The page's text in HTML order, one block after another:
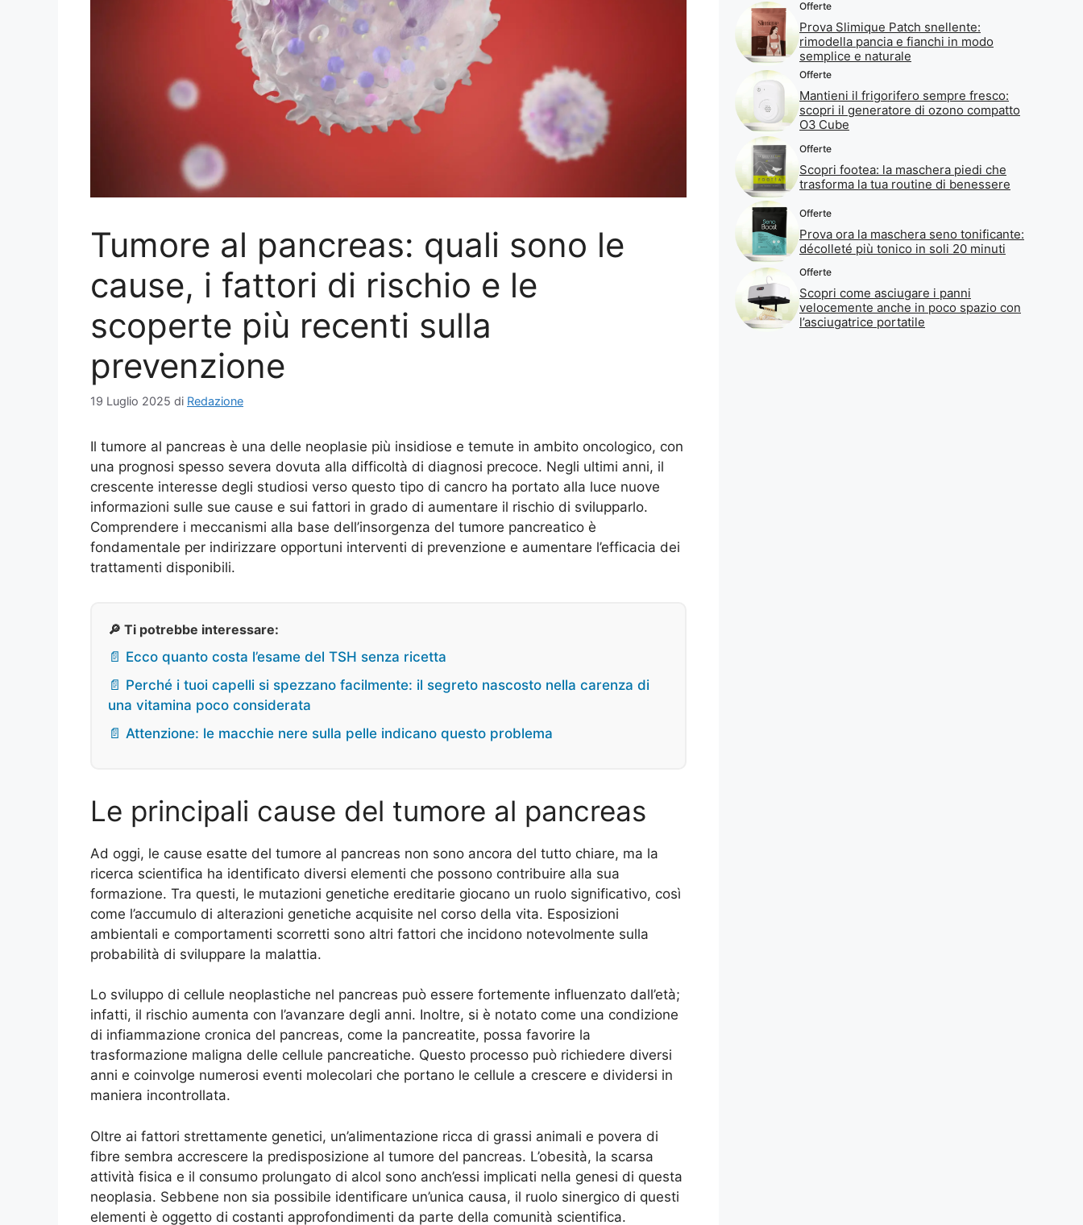
Tumore al pancreas: quali sono le
cause, i fattori di rischio e le
scoperte più recenti sulla
prevenzione
19 Luglio 2025 di Redazione
Il tumore al pancreas è una delle neoplasie più insidiose e temute in ambito oncologico, con
una prognosi spesso severa dovuta alla difficoltà di diagnosi precoce. Negli ultimi anni, il
crescente interesse degli studiosi verso questo tipo di cancro ha portato alla luce nuove
informazioni sulle sue cause e sui fattori in grado di aumentare il rischio di svilupparlo.
Comprendere i meccanismi alla base dell’insorgenza del tumore pancreatico è
fondamentale per indirizzare opportuni interventi di prevenzione e aumentare l’efficacia dei
trattamenti disponibili.
🔎 Ti potrebbe interessare:
📄 Ecco quanto costa l’esame del TSH senza ricetta
📄 Perché i tuoi capelli si spezzano facilmente: il segreto nascosto nella carenza di
una vitamina poco considerata
📄 Attenzione: le macchie nere sulla pelle indicano questo problema
Le principali cause del tumore al pancreas
Ad oggi, le cause esatte del tumore al pancreas non sono ancora del tutto chiare, ma la
ricerca scientifica ha identificato diversi elementi che possono contribuire alla sua
formazione. Tra questi, le mutazioni genetiche ereditarie giocano un ruolo significativo, così
come l’accumulo di alterazioni genetiche acquisite nel corso della vita. Esposizioni
ambientali e comportamenti scorretti sono altri fattori che incidono notevolmente sulla
probabilità di sviluppare la malattia.
Lo sviluppo di cellule neoplastiche nel pancreas può essere fortemente influenzato dall’età;
infatti, il rischio aumenta con l’avanzare degli anni. Inoltre, si è notato come una condizione
di infiammazione cronica del pancreas, come la pancreatite, possa favorire la
trasformazione maligna delle cellule pancreatiche. Questo processo può richiedere diversi
anni e coinvolge numerosi eventi molecolari che portano le cellule a crescere e dividersi in
maniera incontrollata.
Oltre ai fattori strettamente genetici, un’alimentazione ricca di grassi animali e povera di
fibre sembra accrescere la predisposizione al tumore del pancreas. L’obesità, la scarsa
attività fisica e il consumo prolungato di alcol sono anch’essi implicati nella genesi di questa
neoplasia. Sebbene non sia possibile identificare un’unica causa, il ruolo sinergico di questi
elementi è oggetto di costanti approfondimenti da parte della comunità scientifica.
Offerte
Prova Slimique Patch snellente:
rimodella pancia e fianchi in modo
semplice e naturale
Offerte
Mantieni il frigorifero sempre fresco:
scopri il generatore di ozono compatto
O3 Cube
Offerte
Scopri footea: la maschera piedi che
trasforma la tua routine di benessere
Offerte
Prova ora la maschera seno tonificante:
décolleté più tonico in soli 20 minuti
Offerte
Scopri come asciugare i panni
velocemente anche in poco spazio con
l’asciugatrice portatile